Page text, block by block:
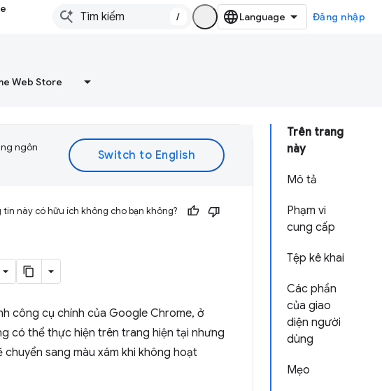
/ Đăng nhập
Web Store
Trên trang
này
Mô tả
Phạm vi
cung cấp
Tệp kê khai
Các phần
của giao
diện người
dùng
Mẹo
ngôn
tin này có hữu ích không cho bạn không?
công cụ chính của Google Chrome, ở
có thể thực hiện trên trang hiện tại nhưng
sang màu xám khi không hoạt